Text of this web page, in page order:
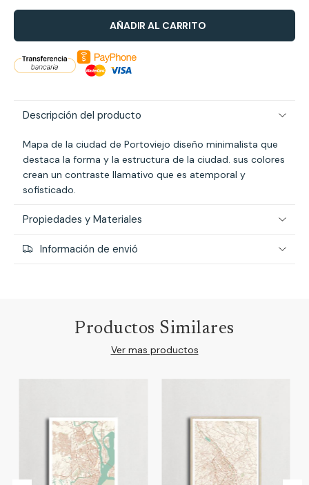
AÑADIR AL CARRITO
Descripción del producto
Mapa de la ciudad de Portoviejo diseño minimalista que
destaca la forma y la estructura de la ciudad. sus colores
crean un contraste llamativo que es atemporal y
sofisticado.
Propiedades y Materiales
Información de envió
Productos Similares
Ver mas productos